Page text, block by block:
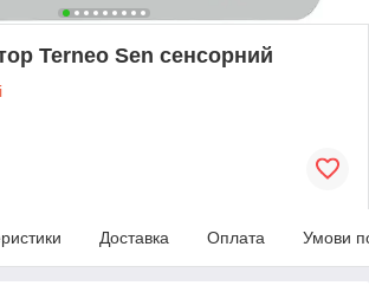
Terneo Sen сенсорний
Доставка Оплата Умови